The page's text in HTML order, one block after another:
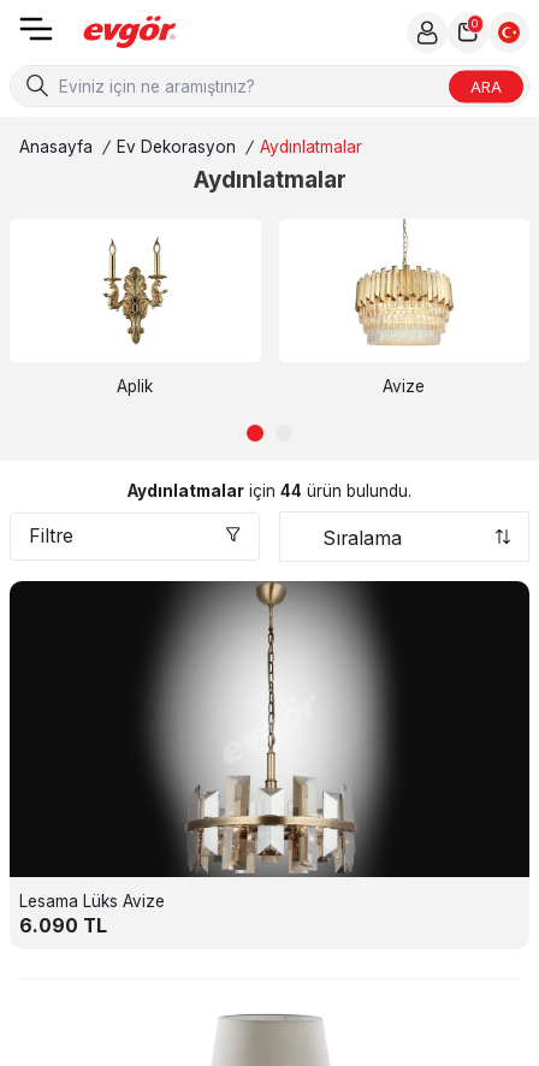
ARA
0
Anasayfa / Ev Dekorasyon / Aydınlatmalar
Aydınlatmalar
Aplik Avize
Filtre
Aydınlatmalar için 44 ürün bulundu.
Lesama Lüks Avize
6.090 TL